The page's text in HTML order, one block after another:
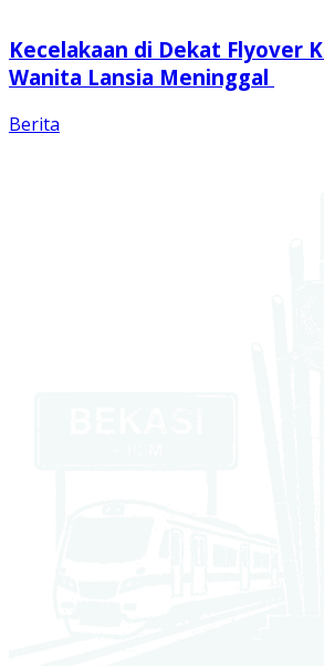
Kecelakaan di Dekat Flyover
Wanita Lansia Meninggal
Berita